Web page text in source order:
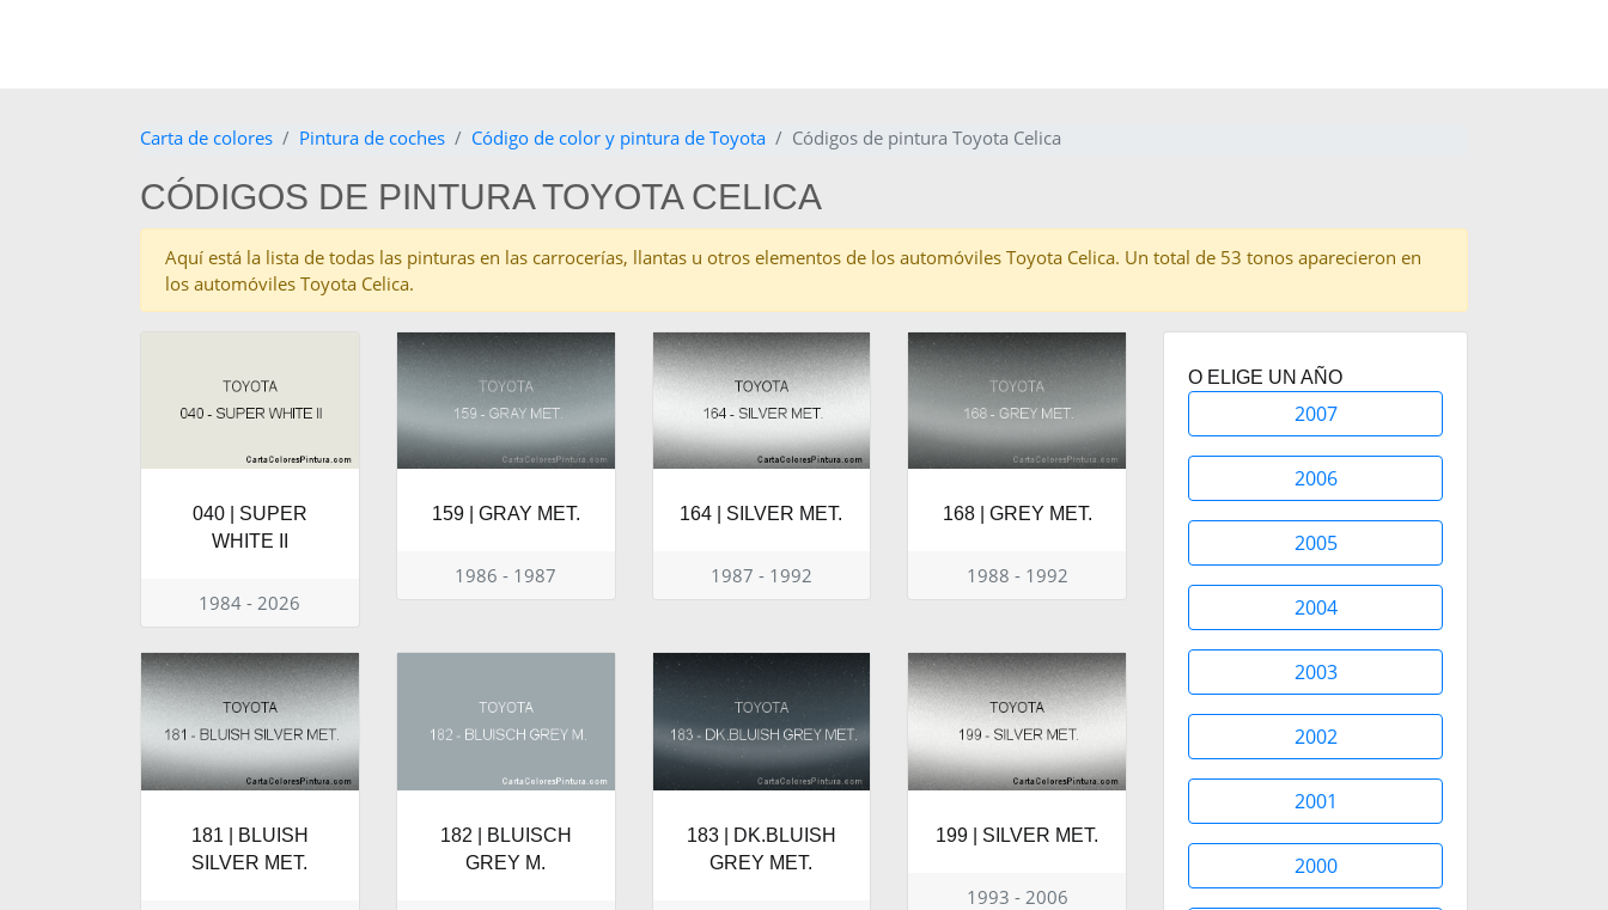
Carta de colores Pintura de coches Código de color y pintura de Toyota Códigos de pintura Toyota Celica
CÓDIGOS DE PINTURA TOYOTA CELICA
Aquí está la lista de todas las pinturas en las carrocerías, llantas u otros elementos de los automóviles Toyota Celica. Un total de 53 tonos aparecieron en
los automóviles Toyota Celica.
040 | SUPER
WHITE II
1984 - 2026
159 | GRAY MET.
1986 - 1987
164 | SILVER MET.
1987 - 1992
168 | GREY MET.
1988 - 1992
181 | BLUISH
SILVER MET.
182 | BLUISCH
GREY M.
183 | DK.BLUISH
GREY MET.
199 | SILVER MET.
1993 - 2006
O ELIGE UN AÑO
2007
2006
2005
2004
2003
2002
2001
2000